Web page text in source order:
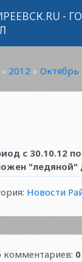
-
» 2012 » Октябрь
с 30.10.12
: Новости
комментариев: 0